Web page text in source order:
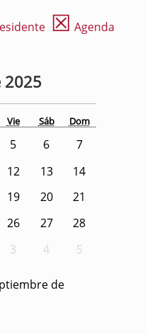
☒ Agenda
2025
Vie Sáb Dom
5 6
7
12 13
14
19 20
21
26 27
28
3 4 5
de